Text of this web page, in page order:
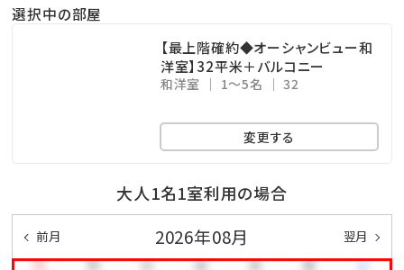
※温泉ではございません
☆･*:.｡. .｡.:*･☆ﾟ･*:.｡. .｡.:*･☆ﾟ･*:.｡. .｡.:*･☆ﾟ･*:.｡.
選択中の部屋
【最上階確約◆オーシャンビュー和
洋室】32平米＋バルコニー
和洋室 1～5名 32
変更する
大人1名1室利用の場合
前月 2026年08月 翌月